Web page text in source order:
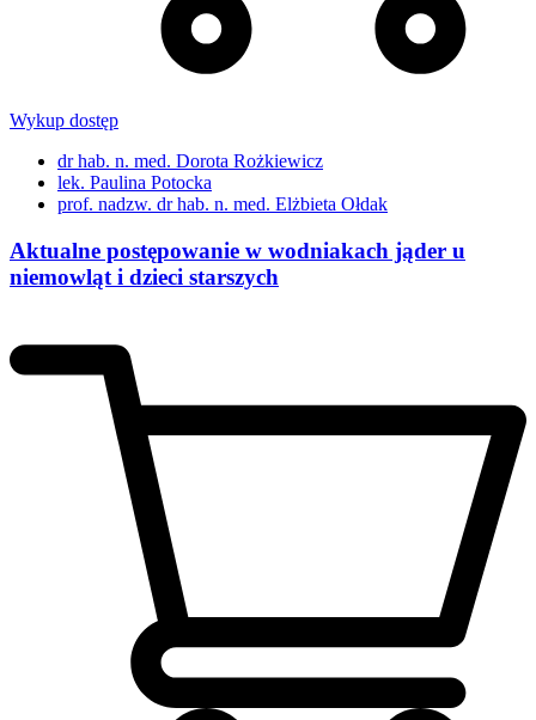
Wykup dostęp
dr hab. n. med. Dorota Rożkiewicz
lek. Paulina Potocka
prof. nadzw. dr hab. n. med. Elżbieta Ołdak
Aktualne postępowanie w wodniakach jąder u
niemowląt i dzieci starszych